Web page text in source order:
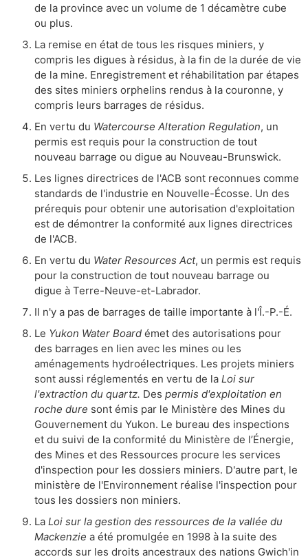
de la province avec un volume de 1 décamètre cube
ou plus.
La remise en état de tous les risques miniers, y
compris les digues à résidus, à la fin de la durée de vie
de la mine. Enregistrement et réhabilitation par étapes
des sites miniers orphelins rendus à la couronne, y
compris leurs barrages de résidus.
En vertu du Watercourse Alteration Regulation, un
permis est requis pour la construction de tout
nouveau barrage ou digue au Nouveau-Brunswick.
Les lignes directrices de l'ACB sont reconnues comme
standards de l'industrie en Nouvelle-Écosse. Un des
prérequis pour obtenir une autorisation d'exploitation
est de démontrer la conformité aux lignes directrices
de l'ACB.
En vertu du Water Resources Act, un permis est requis
pour la construction de tout nouveau barrage ou
digue à Terre-Neuve-et-Labrador.
Il n'y a pas de barrages de taille importante à l'Î.-P.-É.
Le Yukon Water Board émet des autorisations pour
des barrages en lien avec les mines ou les
aménagements hydroélectriques. Les projets miniers
sont aussi réglementés en vertu de la Loi sur
l'extraction du quartz. Des permis d'exploitation en
roche dure sont émis par le Ministère des Mines du
Gouvernement du Yukon. Le bureau des inspections
et du suivi de la conformité du Ministère de l’Énergie,
des Mines et des Ressources procure les services
d'inspection pour les dossiers miniers. D'autre part, le
ministère de l'Environnement réalise l'inspection pour
tous les dossiers non miniers.
La Loi sur la gestion des ressources de la vallée du
Mackenzie a été promulgée en 1998 à la suite des
accords sur les droits ancestraux des nations Gwich'in